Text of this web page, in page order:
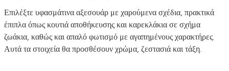
Επιλέξτε υφασμάτινα αξεσουάρ με χαρούμενα σχέδια, πρακτικά
έπιπλα όπως κουτιά αποθήκευσης και καρεκλάκια σε σχήμα
ζωάκια, καθώς και απαλό φωτισμό με αγαπημένους χαρακτήρες.
Αυτά τα στοιχεία θα προσθέσουν χρώμα, ζεστασιά και τάξη.